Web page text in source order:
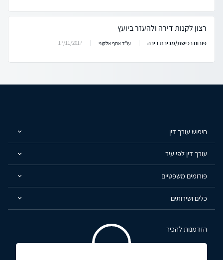
רצון לקנות דירה ולהעזר ביועץ
פורום רכישת/מכירת דירה עו"ד אסף אלקוני 17/11/2017
חיפוש עורך דין
עורך דין לפי עיר
פורומים משפטיים
כלים ושירותים
הזדמנות להכיר